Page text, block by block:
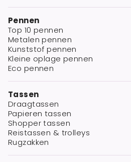
Pennen
Top 10 pennen
Metalen pennen
Kunststof pennen
Kleine oplage pennen
Eco pennen
Tassen
Draagtassen
Papieren tassen
Shopper tassen
Reistassen & trolleys
Rugzakken